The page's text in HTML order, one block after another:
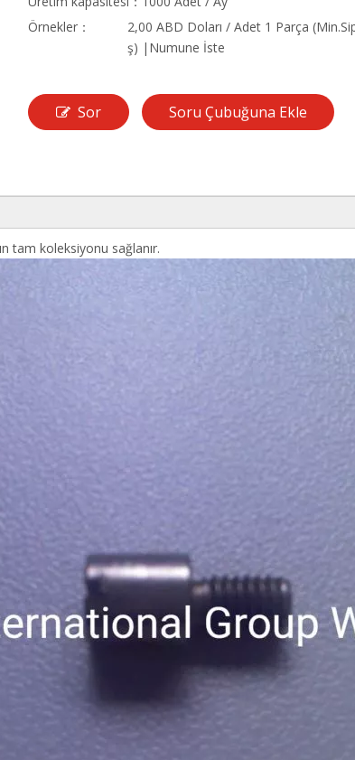
Örnekler：
2,00 ABD Doları / Adet 1 Parça
ş) |Numune İste
Sor Soru Çubuğuna Ekle
tam koleksiyonu sağlanır.